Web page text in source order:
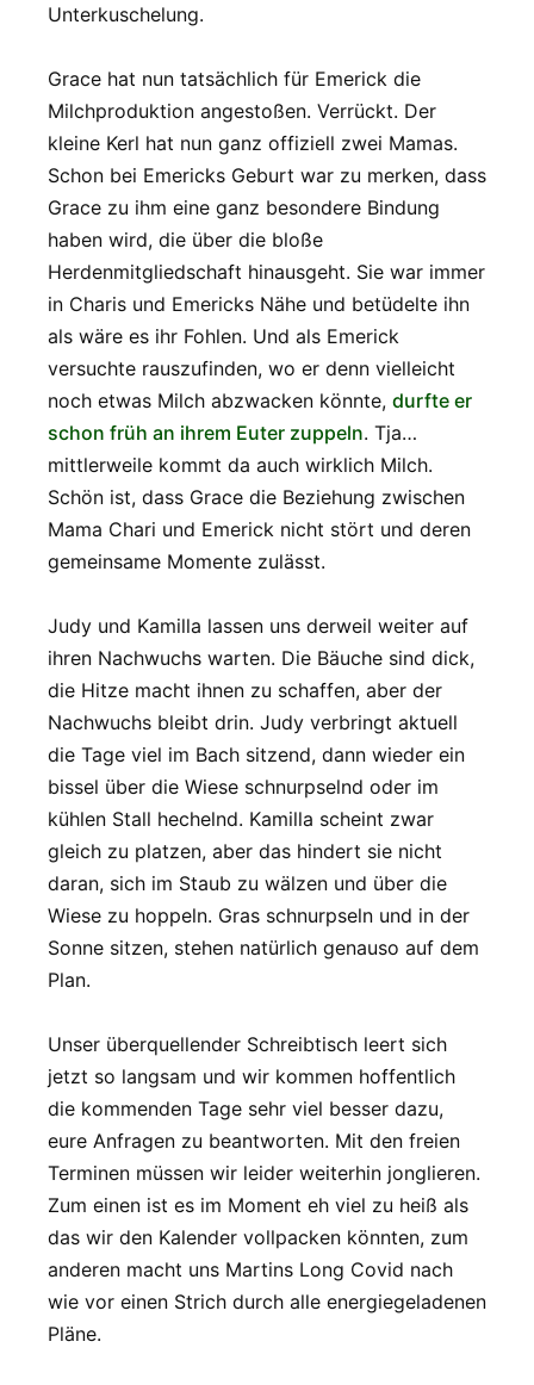
Unterkuschelung.
Grace hat nun tatsächlich für Emerick die
Milchproduktion angestoßen. Verrückt. Der
kleine Kerl hat nun ganz offiziell zwei Mamas.
Schon bei Emericks Geburt war zu merken, dass
Grace zu ihm eine ganz besondere Bindung
haben wird, die über die bloße
Herdenmitgliedschaft hinausgeht. Sie war immer
in Charis und Emericks Nähe und betüdelte ihn
als wäre es ihr Fohlen. Und als Emerick
versuchte rauszufinden, wo er denn vielleicht
noch etwas Milch abzwacken könnte, durfte er
schon früh an ihrem Euter zuppeln. Tja…
mittlerweile kommt da auch wirklich Milch.
Schön ist, dass Grace die Beziehung zwischen
Mama Chari und Emerick nicht stört und deren
gemeinsame Momente zulässt.
Judy und Kamilla lassen uns derweil weiter auf
ihren Nachwuchs warten. Die Bäuche sind dick,
die Hitze macht ihnen zu schaffen, aber der
Nachwuchs bleibt drin. Judy verbringt aktuell
die Tage viel im Bach sitzend, dann wieder ein
bissel über die Wiese schnurpselnd oder im
kühlen Stall hechelnd. Kamilla scheint zwar
gleich zu platzen, aber das hindert sie nicht
daran, sich im Staub zu wälzen und über die
Wiese zu hoppeln. Gras schnurpseln und in der
Sonne sitzen, stehen natürlich genauso auf dem
Plan.
Unser überquellender Schreibtisch leert sich
jetzt so langsam und wir kommen hoffentlich
die kommenden Tage sehr viel besser dazu,
eure Anfragen zu beantworten. Mit den freien
Terminen müssen wir leider weiterhin jonglieren.
Zum einen ist es im Moment eh viel zu heiß als
das wir den Kalender vollpacken könnten, zum
anderen macht uns Martins Long Covid nach
wie vor einen Strich durch alle energiegeladenen
Pläne.